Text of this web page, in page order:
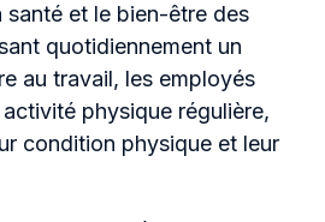
santé et le bien-être des
quotidiennement un
au travail, les employés
physique régulière,
condition physique et leur